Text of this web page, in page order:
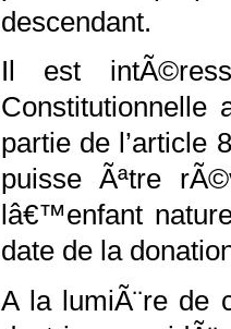
descendant.
Il est
Constitutionnelle
partie de l’article
puisse Ãªtre
lâ€™enfant
date de la
A la lumiÃ¨re de